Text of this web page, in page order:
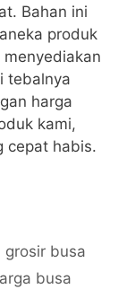
Bahan ini
produk
tebalnya
harga
kami,
cepat habis.
grosir busa
busa